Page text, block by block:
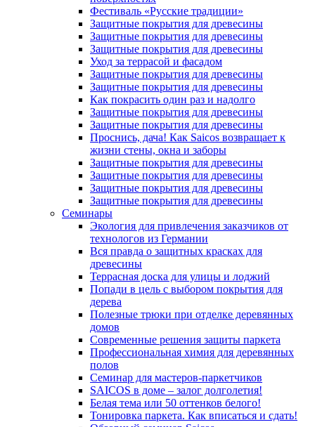
Фестиваль «Русские традиции»
Защитные покрытия для древесины
Защитные покрытия для древесины
Защитные покрытия для древесины
Уход за террасой и фасадом
Защитные покрытия для древесины
Защитные покрытия для древесины
Как покрасить один раз и надолго
Защитные покрытия для древесины
Защитные покрытия для древесины
Проснись, дача! Как Saicos возвращает к
жизни стены, окна и заборы
Защитные покрытия для древесины
Защитные покрытия для древесины
Защитные покрытия для древесины
Защитные покрытия для древесины
Семинары
Экология для привлечения заказчиков от
технологов из Германии
Вся правда о защитных красках для
древесины
Террасная доска для улицы и лоджий
Попади в цель с выбором покрытия для
дерева
Полезные трюки при отделке деревянных
домов
Современные решения защиты паркета
Профессиональная химия для деревянных
полов
Семинар для мастеров-паркетчиков
SAICOS в доме – залог долголетия!
Белая тема или 50 оттенков белого!
Тонировка паркета. Как вписаться и сдать!